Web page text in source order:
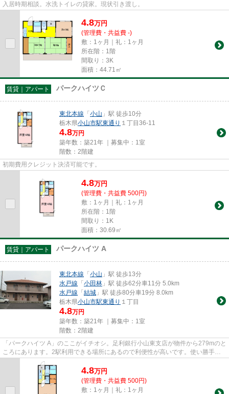
入居時期相談。水洗トイレの貸家。現状引き渡し。
4.8万円
(管理費・共益費 -)
敷：1ヶ月｜礼：1ヶ月
所在階：1階
間取り：3K
面積：44.71㎡
賃貸｜アパート パークハイツＣ
東北本線 「小山 」駅 徒歩10分
栃木県小山市駅東通り １丁目36-11
4.8万円
築年数：築21年 ｜募集中： 1室
階数：2階建
初期費用クレジット決済可能です。
4.8万円
(管理費・共益費 500円)
敷：1ヶ月｜礼：1ヶ月
所在階：1階
間取り：1K
面積：30.69㎡
賃貸｜アパート パークハイツ A
東北本線 「小山 」駅 徒歩13分
水戸線 「小田林 」駅 徒歩62分車11分 5.0km
水戸線 「結城 」駅 徒歩80分車19分 8.0km
栃木県小山市駅東通り １丁目
4.8万円
築年数：築21年 ｜募集中： 1室
階数：2階建
「パークハイツ A」のここがイチオシ。足利銀行小山東支店が物件から279mのと
ころにあります。2駅利用できる場所にあるので利便性が高いです。使い勝手の
良いアパートでイチオシの物件...
4.8万円
(管理費・共益費 500円)
敷：1ヶ月｜礼：1ヶ月